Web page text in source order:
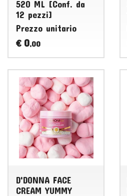
520 ML [Conf. da
12 pezzi]
Prezzo unitario
€ 0,00
D'DONNA FACE
CREAM YUMMY